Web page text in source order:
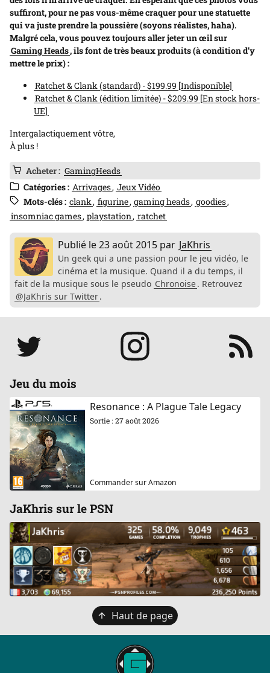
suffiront, pour ne pas vous-même craquer pour une statuette
qui va juste prendre la poussière (soyons réalistes, haha).
Malgré cela, vous pouvez toujours aller jeter un œil sur
Gaming Heads, ils font de très beaux produits (à condition d’y
mettre le prix) :
Ratchet & Clank (standard) - $199.99 [Indisponible]
Ratchet & Clank (édition limitée) - $209.99 [En stock hors-
UE]
Intergalactiquement vôtre,
À plus !
Acheter : GamingHeads
Catégories : Arrivages Jeux Vidéo
Mots-clés : clank figurine gaming heads goodies
insomniac games playstation ratchet
Publié le23 août 2015 par JaKhris
Un geek qui a une passion pour le jeu vidéo, le
cinéma et la musique. Quand il a du temps, il
fait de la musique sous le pseudo Chronoise. Retrouvez
@JaKhris sur Twitter.
Réseaux
Jeu du mois
Resonance : A Plague Tale Legacy
Sortie : 27 août 2026
Commander sur Amazon
JaKhris sur le PSN
Haut de page